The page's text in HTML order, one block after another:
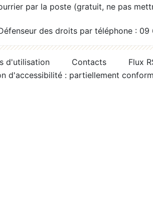
par la poste (gratuit, ne pas
des droits par téléphone :
d'utilisation Contacts
Flux
d'accessibilité : partiellement